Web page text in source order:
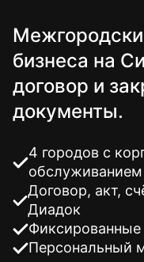
бизнеса на
договор и
документы.
4 городов с
обслуживанием
Договор, акт,
Диадок
Персональный